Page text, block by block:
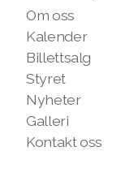
Om oss
Kalender
Billettsalg
Styret
Nyheter
Galleri
Kontakt oss